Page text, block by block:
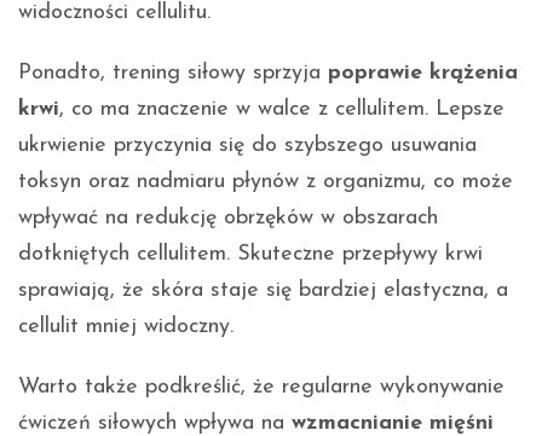
widoczności cellulitu.
Ponadto, trening siłowy sprzyja poprawie krążenia
krwi, co ma znaczenie w walce z cellulitem. Lepsze
ukrwienie przyczynia się do szybszego usuwania
toksyn oraz nadmiaru płynów z organizmu, co może
wpływać na redukcję obrzęków w obszarach
dotkniętych cellulitem. Skuteczne przepływy krwi
sprawiają, że skóra staje się bardziej elastyczna, a
cellulit mniej widoczny.
Warto także podkreślić, że regularne wykonywanie
ćwiczeń siłowych wpływa na wzmacnianie mięśni